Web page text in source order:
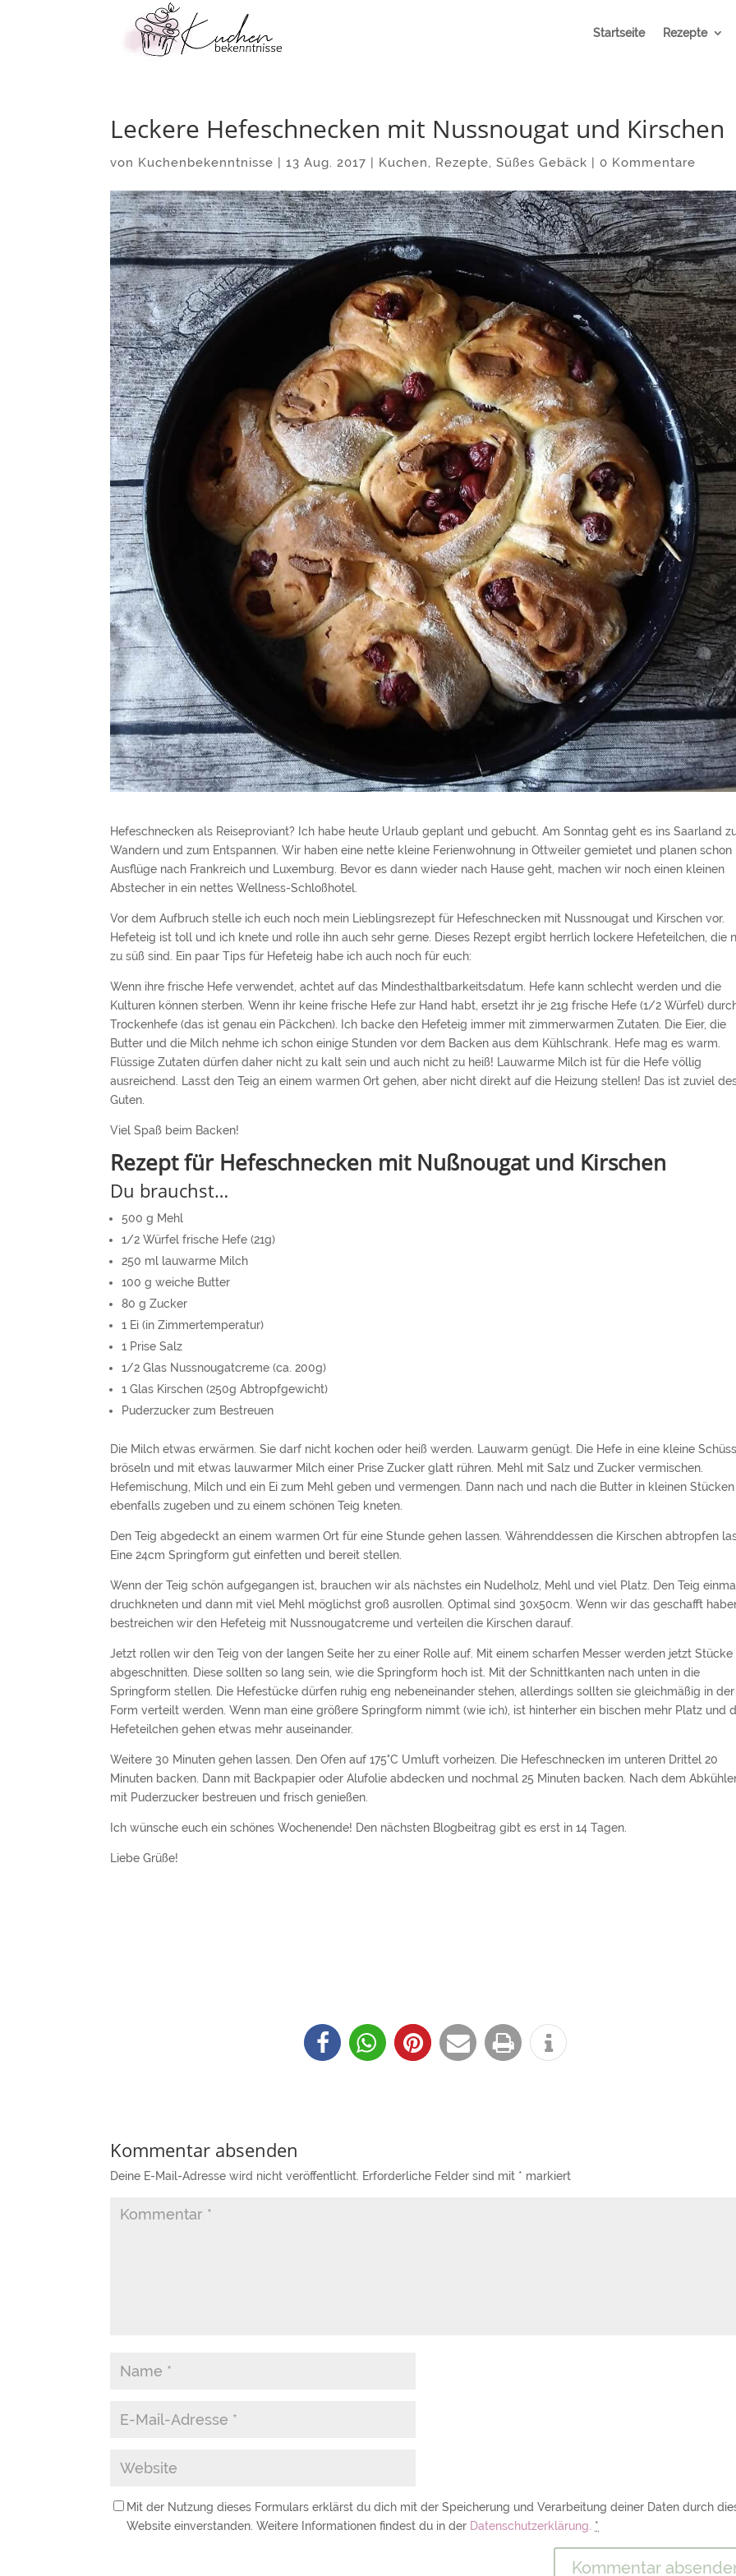
Startseite Rezepte
Leckere Hefeschnecken mit Nussnougat und Kirschen
von Kuchenbekenntnisse |13 Aug. 2017 | Kuchen, Rezepte,Süßes Gebäck |0 Kommentare
Hefeschnecken als Reiseproviant? Ich habe heute Urlaub geplant und gebucht. Am Sonntag geht es ins Saarland
Wandern und zum Entspannen. Wir haben eine nette kleine Ferienwohnung in Ottweiler gemietet und planen schon
Ausflüge nach Frankreich und Luxemburg. Bevor es dann wieder nach Hause geht, machen wir noch einen kleinen
Abstecher in ein nettes Wellness-Schloßhotel.
Vor dem Aufbruch stelle ich euch noch mein Lieblingsrezept für Hefeschnecken mit Nussnougat und Kirschen vor.
Hefeteig ist toll und ich knete und rolle ihn auch sehr gerne. Dieses Rezept ergibt herrlich lockere Hefeteilchen, die
zu süß sind. Ein paar Tips für Hefeteig habe ich auch noch für euch:
Wenn ihre frische Hefe verwendet, achtet auf das Mindesthaltbarkeitsdatum. Hefe kann schlecht werden und die
Kulturen können sterben. Wenn ihr keine frische Hefe zur Hand habt, ersetzt ihr je 21g frische Hefe (1/2 Würfel)
Trockenhefe (das ist genau ein Päckchen). Ich backe den Hefeteig immer mit zimmerwarmen Zutaten. Die Eier, die
Butter und die Milch nehme ich schon einige Stunden vor dem Backen aus dem Kühlschrank. Hefe mag es warm.
Flüssige Zutaten dürfen daher nicht zu kalt sein und auch nicht zu heiß! Lauwarme Milch ist für die Hefe völlig
ausreichend. Lasst den Teig an einem warmen Ort gehen, aber nicht direkt auf die Heizung stellen! Das ist zuviel
Guten.
Viel Spaß beim Backen!
Rezept für Hefeschnecken mit Nußnougat und Kirschen
Du brauchst…
500 g Mehl
1/2 Würfel frische Hefe (21g)
250 ml lauwarme Milch
100 g weiche Butter
80 g Zucker
1 Ei (in Zimmertemperatur)
1 Prise Salz
1/2 Glas Nussnougatcreme (ca. 200g)
1 Glas Kirschen (250g Abtropfgewicht)
Puderzucker zum Bestreuen
Die Milch etwas erwärmen. Sie darf nicht kochen oder heiß werden. Lauwarm genügt. Die Hefe in eine kleine
bröseln und mit etwas lauwarmer Milch einer Prise Zucker glatt rühren. Mehl mit Salz und Zucker vermischen.
Hefemischung, Milch und ein Ei zum Mehl geben und vermengen. Dann nach und nach die Butter in kleinen Stücken
ebenfalls zugeben und zu einem schönen Teig kneten.
Den Teig abgedeckt an einem warmen Ort für eine Stunde gehen lassen. Währenddessen die Kirschen abtropfen
Eine 24cm Springform gut einfetten und bereit stellen.
Wenn der Teig schön aufgegangen ist, brauchen wir als nächstes ein Nudelholz, Mehl und viel Platz. Den Teig
druchkneten und dann mit viel Mehl möglichst groß ausrollen. Optimal sind 30x50cm. Wenn wir das geschafft
bestreichen wir den Hefeteig mit Nussnougatcreme und verteilen die Kirschen darauf.
Jetzt rollen wir den Teig von der langen Seite her zu einer Rolle auf. Mit einem scharfen Messer werden jetzt Stücke
abgeschnitten. Diese sollten so lang sein, wie die Springform hoch ist. Mit der Schnittkanten nach unten in die
Springform stellen. Die Hefestücke dürfen ruhig eng nebeneinander stehen, allerdings sollten sie gleichmäßig in der
Form verteilt werden. Wenn man eine größere Springform nimmt (wie ich), ist hinterher ein bischen mehr Platz und
Hefeteilchen gehen etwas mehr auseinander.
Weitere 30 Minuten gehen lassen. Den Ofen auf 175°C Umluft vorheizen. Die Hefeschnecken im unteren Drittel 20
Minuten backen. Dann mit Backpapier oder Alufolie abdecken und nochmal 25 Minuten backen. Nach dem
mit Puderzucker bestreuen und frisch genießen.
Ich wünsche euch ein schönes Wochenende! Den nächsten Blogbeitrag gibt es erst in 14 Tagen.
Liebe Grüße!
Kommentar absenden
Deine E-Mail-Adresse wird nicht veröffentlicht. Erforderliche Felder sind mit * markiert
Mit der Nutzung dieses Formulars erklärst du dich mit der Speicherung und Verarbeitung deiner Daten durch
Website einverstanden. Weitere Informationen findest du in der Datenschutzerklärung. *